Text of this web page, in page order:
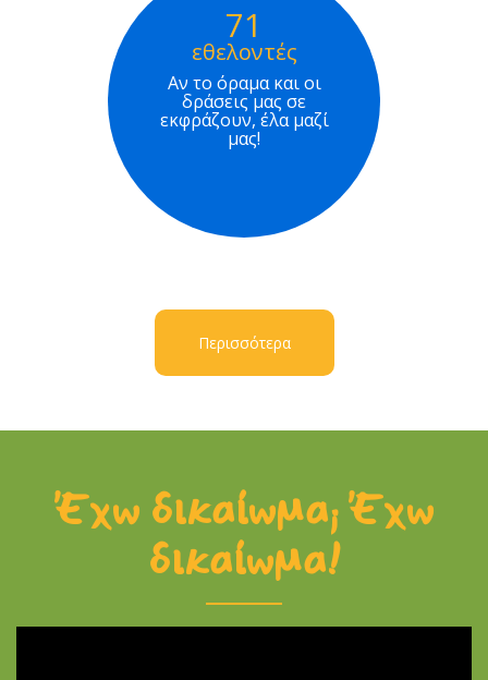
71
εθελοντές
Αν το όραμα και οι
δράσεις μας σε
εκφράζουν, έλα μαζί
μας!
Περισσότερα
Έχω δικαίωμα; Έχω
δικαίωμα!